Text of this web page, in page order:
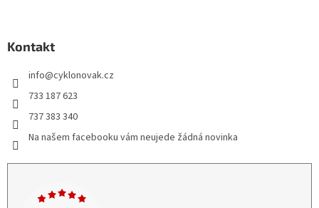
Kontakt
info@cyklonovak.cz
733 187 623
737 383 340
Na našem facebooku vám neujede žádná novinka